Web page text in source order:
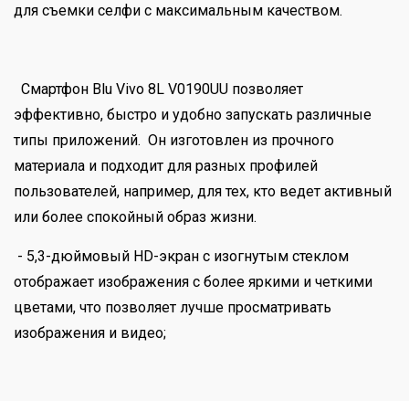
для съемки селфи с максимальным качеством.
Смартфон Blu Vivo 8L V0190UU позволяет
эффективно, быстро и удобно запускать различные
типы приложений. Он изготовлен из прочного
материала и подходит для разных профилей
пользователей, например, для тех, кто ведет активный
или более спокойный образ жизни.
- 5,3-дюймовый HD-экран с изогнутым стеклом
отображает изображения с более яркими и четкими
цветами, что позволяет лучше просматривать
изображения и видео;